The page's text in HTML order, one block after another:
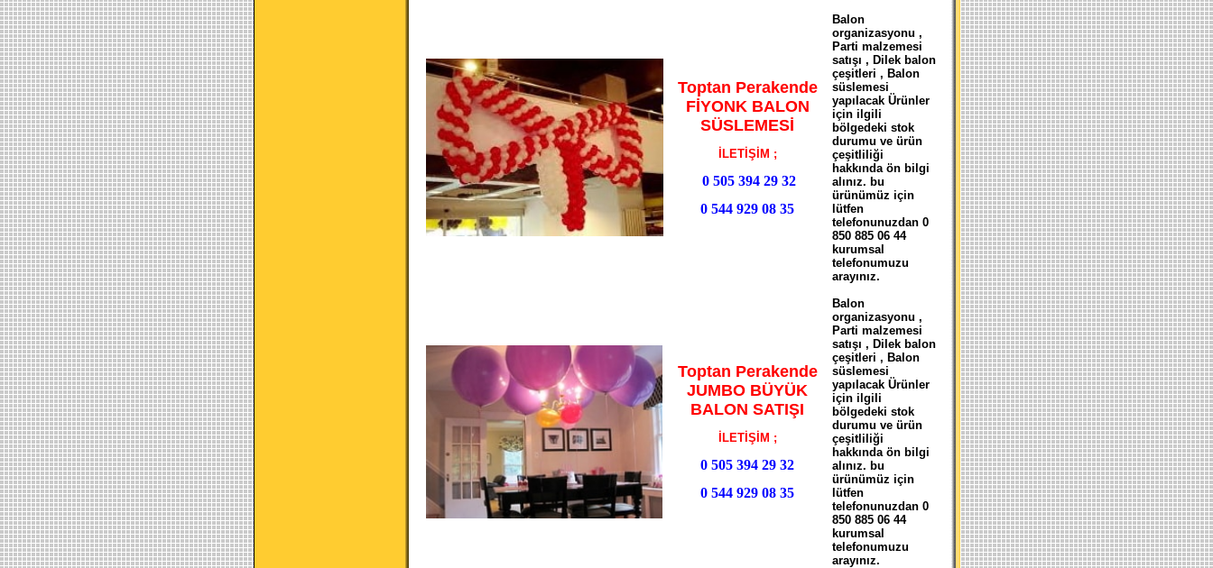
Toptan Perakende
FİYONK BALON
SÜSLEMESİ
İLETİŞİM ;
0 505 394 29 32
0 544 929 08 35
Balon
organizasyonu ,
Parti malzemesi
satışı , Dilek balon
çeşitleri , Balon
süslemesi
yapılacak Ürünler
için ilgili
bölgedeki stok
durumu ve ürün
çeşitliliği
hakkında ön bilgi
alınız. bu
ürünümüz için
lütfen
telefonunuzdan 0
850 885 06 44
kurumsal
telefonumuzu
arayınız.
Toptan Perakende
JUMBO BÜYÜK
BALON SATIŞI
İLETİŞİM ;
0 505 394 29 32
0 544 929 08 35
Balon
organizasyonu ,
Parti malzemesi
satışı , Dilek balon
çeşitleri , Balon
süslemesi
yapılacak Ürünler
için ilgili
bölgedeki stok
durumu ve ürün
çeşitliliği
hakkında ön bilgi
alınız. bu
ürünümüz için
lütfen
telefonunuzdan 0
850 885 06 44
kurumsal
telefonumuzu
arayınız.